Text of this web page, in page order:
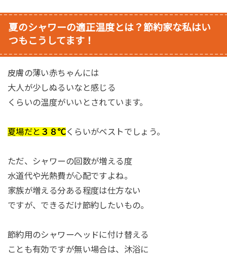
夏のシャワーの適正温度とは？節約家な私はい
つもこうしてます！
皮膚の薄い赤ちゃんには
大人が少しぬるいなと感じる
くらいの温度がいいとされています。
夏場だと ３８℃くらいがベストでしょう。
ただ、シャワーの回数が増える度
水道代や光熱費が心配ですよね。
家族が増える分ある程度は仕方ない
ですが、できるだけ節約したいもの。
節約用のシャワーヘッドに付け替える
ことも有効ですが無い場合は、沐浴に